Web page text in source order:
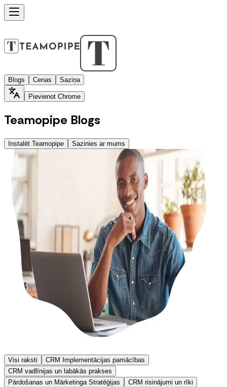
Blogs Cenas Saziņa
Pievienot Chrome
Teamopipe Blogs
Instalēt Teamopipe Sazinies ar mums
Visi raksti
CRM Implementācijas pamācības
CRM vadlīnijas un labākās prakses
Pārdošanas un Mārketinga Stratēģijas
CRM risinājumi un rīki